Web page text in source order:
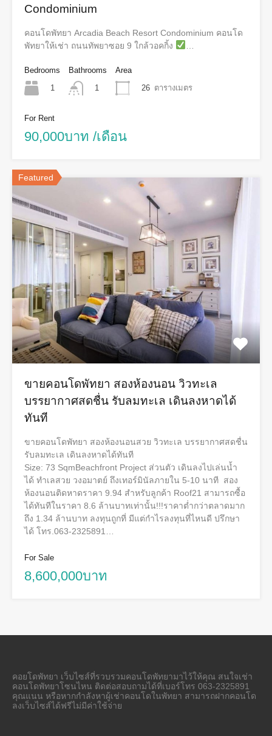
Condominium
คอนโดพัทยา Arcadia Beach Resort Condominium คอนโด
พัทยาให้เช่า ถนนทัพยาซอย 9 ใกล้วอคกิ้ง
Bedrooms
1
Bathrooms
1
Area
26 ตารางเมตร
For Rent
90,000บาท /เดือน
Featured
ขายคอนโดพัทยา สองห้องนอน วิวทะเล
บรรยากาศสดชื่น รับลมทะเล เดินลงหาดได้
ทันที
ขายคอนโดพัทยา สองห้องนอนสวย วิวทะเล บรรยากาศสดชื่น
รับลมทะเล เดินลงหาดได้ทันที
Size: 73 SqmBeachfront Project ส่วนตัว เดินลงไปเล่นน้ำ
ได้ ทำเลสวย วงอมาตย์ ถึงเทอร์มินัลภายใน 5-10 นาที สอง
ห้องนอนติดหาดราคา 9.94 สำหรับลูกค้า Roof21 สามารถซื้อ
ได้ทันทีในราคา 8.6 ล้านบาทเท่านั้น!!!ราคาต่ำกว่าตลาดมาก
ถึง 1.34 ล้านบาท ลงทุนถูกที่ มีแต่กำไรลงทุนที่ไหนดี ปรึกษา
ได้ โทร.063-2325891…
For Sale
8,600,000บาท
คอยโดพัทยา เว็บไซส์ที่รวบรวมคอนโดพัทยามาไว้ให้คุณ สนใจเช่า
คอนโดพัทยาโซนไหน ติดต่อสอบถามได้ที่เบอร์โทร 063-2325891
คุณแนน หรือหากกำลังหาผู้เช่าคอนโดในพัทยา สามารถฝากคอนโด
ลงเว็บไซส์ได้ฟรีไม่มีค่าใช้จ่าย